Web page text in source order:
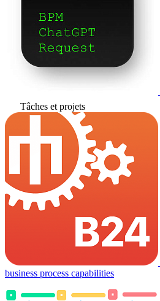
Tâches et projets
business process capabilities